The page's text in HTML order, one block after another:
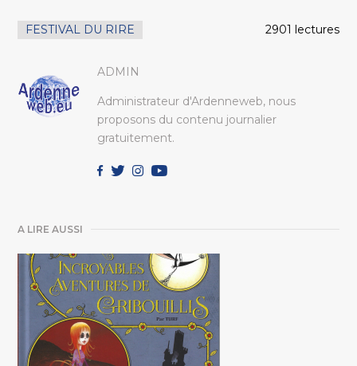
FESTIVAL DU RIRE 2901 lectures
ADMIN
Administrateur d'Ardenneweb, nous
proposons du contenu journalier
gratuitement.
A LIRE AUSSI